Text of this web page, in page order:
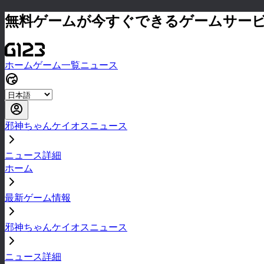
無料ゲームが今すぐできるゲームサー
ホームゲーム一覧ニュース
邪神ちゃんケイオスニュース
ニュース詳細
ホーム
最新ゲーム情報
邪神ちゃんケイオスニュース
ニュース詳細